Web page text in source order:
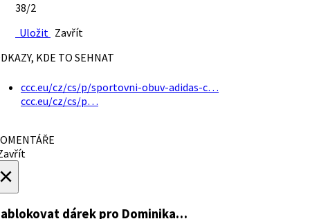
38/2
Uložit Zavřít
KDE TO SEHNAT
ccc.eu/cz/cs/p/sportovni-obuv-adidas-c…
ccc.eu/cz/cs/p…
dárek pro Dominika…